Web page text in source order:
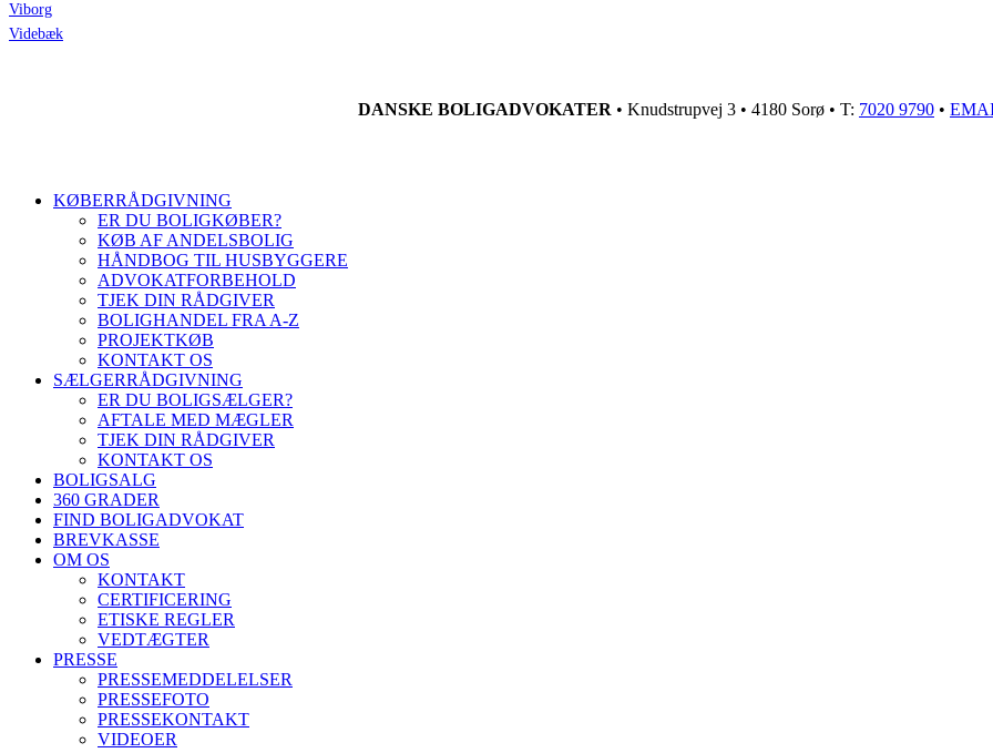
Viborg
Videbæk
DANSKE BOLIGADVOKATER • Knudstrupvej 3 • 4180 Sorø • T: 7020 9790 •
KØBERRÅDGIVNING
ER DU BOLIGKØBER?
KØB AF ANDELSBOLIG
HÅNDBOG TIL HUSBYGGERE
ADVOKATFORBEHOLD
TJEK DIN RÅDGIVER
BOLIGHANDEL FRA A-Z
PROJEKTKØB
KONTAKT OS
SÆLGERRÅDGIVNING
ER DU BOLIGSÆLGER?
AFTALE MED MÆGLER
TJEK DIN RÅDGIVER
KONTAKT OS
BOLIGSALG
360 GRADER
FIND BOLIGADVOKAT
BREVKASSE
OM OS
KONTAKT
CERTIFICERING
ETISKE REGLER
VEDTÆGTER
PRESSE
PRESSEMEDDELELSER
PRESSEFOTO
PRESSEKONTAKT
VIDEOER